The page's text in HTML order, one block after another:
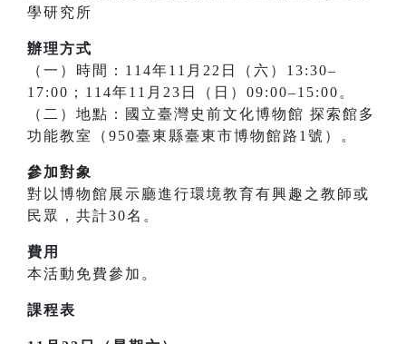
學研究所
辦理方式
（一）時間：114年11月22日（六）13:30–
17:00；114年11月23日（日）09:00–15:00。
（二）地點：國立臺灣史前文化博物館 探索館多
功能教室（950臺東縣臺東市博物館路1號）。
參加對象
對以博物館展示廳進行環境教育有興趣之教師或
民眾，共計30名。
費用
本活動免費參加。
課程表